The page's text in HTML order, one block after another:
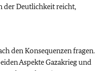
der Deutlichkeit reicht,
den Konsequenzen fragen.
Aspekte Gazakrieg und